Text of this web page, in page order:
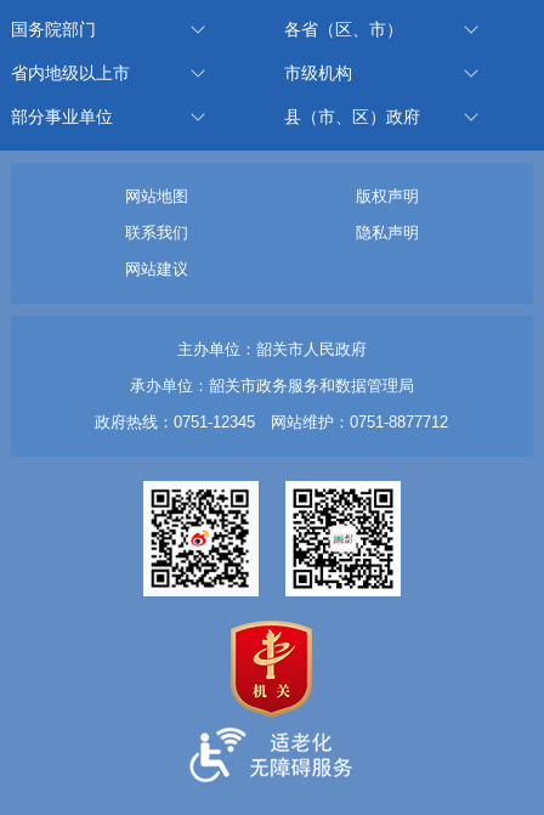
国务院部门 各省（区、市）
省内地级以上市 市级机构
部分事业单位 县（市、区）政府
网站地图
版权声明
联系我们
隐私声明
网站建议
主办单位：韶关市人民政府
承办单位：韶关市政务服务和数据管理局
政府热线：0751-12345 网站维护：0751-8877712